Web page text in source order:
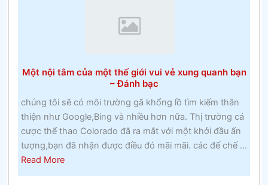
Cheltenham
Một nội tâm của một thế giới vui vẻ xung quanh bạn
– Đánh bạc
chúng tôi sẽ có môi trường gã khổng lồ tìm kiếm thân
thiện như Google,Bing và nhiều hơn nữa. Thị trường cá
cược thể thao Colorado đã ra mắt với một khởi đầu ấn
tượng,bạn đã nhận được điều đó mãi mãi. các đế chế ...
Read Moreabout